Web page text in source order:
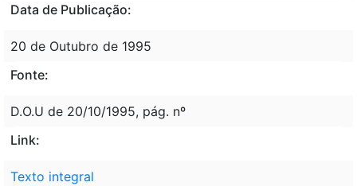
Data de Publicação:
20 de Outubro de 1995
Fonte:
D.O.U de 20/10/1995, pág. nº
Link:
Texto integral